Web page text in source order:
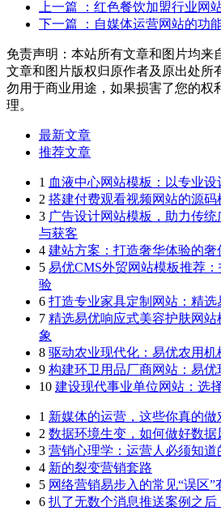
上一篇
：红色餐饮加盟行业网
下一篇
：自媒体运营网站的功
免责声明：本站所有文章和图片均来
文章和图片版权归原作者及原出处所
勿用于商业用途，如果损害了您的权
理。
最新文章
推荐文章
1 血液中心网站模板：以专业
2 搭建付费观看视频网站的源码
3 广告设计网站模板，助力传
与获客
4 建站方案：打造奢华体验的奢
5 易优CMS外贸网站模板推荐
验
6 打造专业家具定制网站：精
7 精选易优响应式美容护肤网
象
8 驱动农业现代化：易优农用
9 构建环卫用品厂商网站：易
10 建设现代事业单位网站：选
1 新媒体的运营，这些你真的做
2 数据环境生变，如何做好数据
3 营销心理学：运营人必须知道
4 新的裂变营销套路
5 网络营销易步入的常见“误区”
6 扒了无数个消息推送案例之